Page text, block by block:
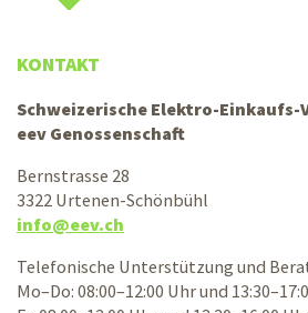
KONTAKT
Schweizerische Elektro-Einkaufs-
eev Genossenschaft
Bernstrasse 28
3322 Urtenen-Schönbühl
info@eev.ch
Telefonische Unterstützung und
Mo–Do: 08:00–12:00 Uhr und